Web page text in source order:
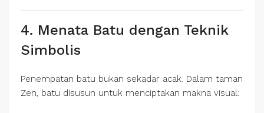
4. Menata Batu dengan Teknik
Simbolis
Penempatan batu bukan sekadar acak. Dalam taman
Zen, batu disusun untuk menciptakan makna visual: